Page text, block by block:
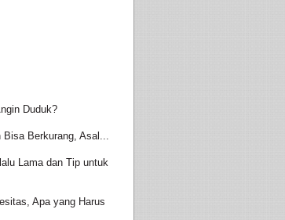
Duduk?
Bisa Berkurang, Asal...
Lama dan Tip untuk
Apa yang Harus